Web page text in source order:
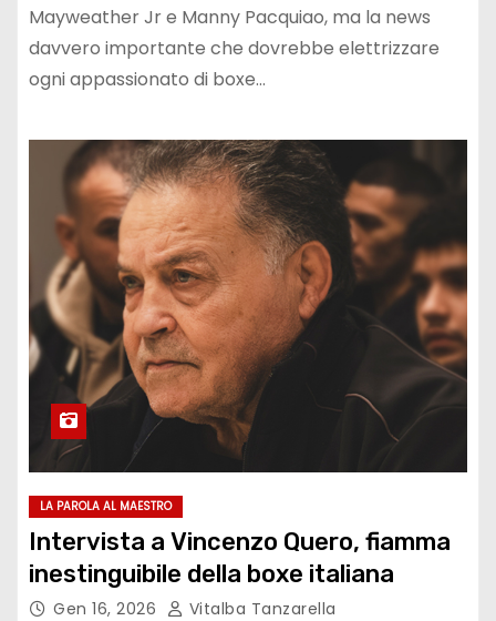
Mayweather Jr e Manny Pacquiao, ma la news
davvero importante che dovrebbe elettrizzare
ogni appassionato di boxe…
LA PAROLA AL MAESTRO
Intervista a Vincenzo Quero, fiamma
inestinguibile della boxe italiana
Gen 16, 2026 Vitalba Tanzarella